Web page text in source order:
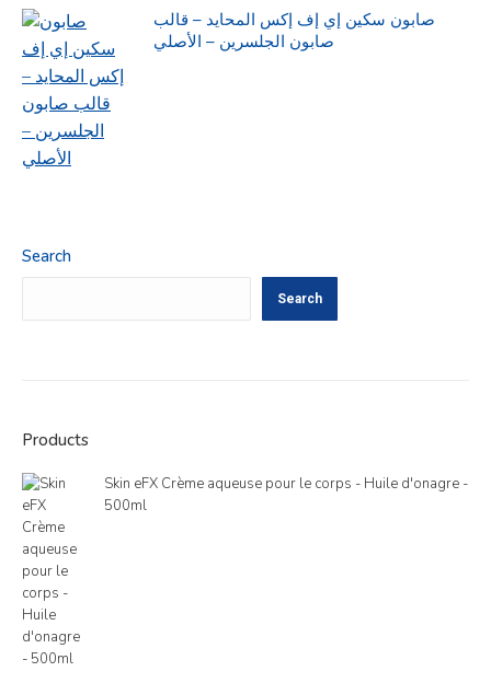
صابون سكين إي إف إكس المحايد – قالب
صابون الجلسرين – الأصلي
Search
Search
Products
Skin eFX Crème aqueuse pour le corps - Huile d'onagre -
500ml